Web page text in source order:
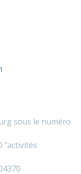
sous le numéro
"activités